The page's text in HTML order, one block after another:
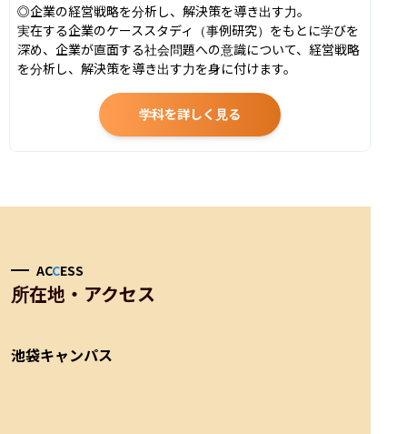
◎企業の経営戦略を分析し、解決策を導き出す力。
実在する企業のケーススタディ（事例研究）をもとに学びを
深め、企業が直面する社会問題への意識について、経営戦略
を分析し、解決策を導き出す力を身に付けます。
学科を詳しく見る
ACCESS
所在地・アクセス
池袋キャンパス